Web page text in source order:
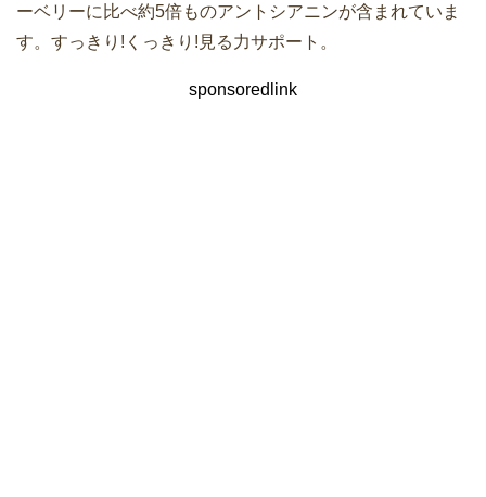
ーベリーに比べ約5倍ものアントシアニンが含まれていま
す。すっきり!くっきり!見る力サポート。
sponsoredlink